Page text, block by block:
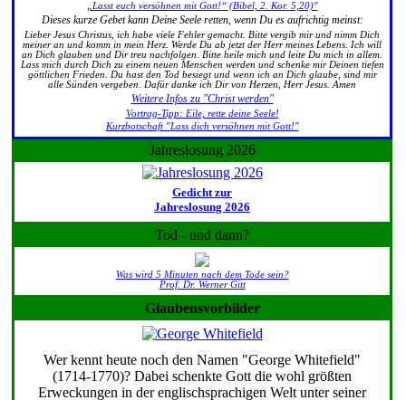
„Lasst euch versöhnen mit Gott!“ (Bibel, 2. Kor. 5,20)"
Dieses kurze Gebet kann Deine Seele retten, wenn Du es aufrichtig meinst:
Lieber Jesus Christus, ich habe viele Fehler gemacht. Bitte vergib mir und nimm Dich
meiner an und komm in mein Herz. Werde Du ab jetzt der Herr meines Lebens. Ich will
an Dich glauben und Dir treu nachfolgen. Bitte heile mich und leite Du mich in allem.
Lass mich durch Dich zu einem neuen Menschen werden und schenke mir Deinen tiefen
göttlichen Frieden. Du hast den Tod besiegt und wenn ich an Dich glaube, sind mir
alle Sünden vergeben. Dafür danke ich Dir von Herzen, Herr Jesus. Amen
Weitere Infos zu "Christ werden"
Vortrag-Tipp: Eile, rette deine Seele!
Kurzbotschaft "Lass dich versöhnen mit Gott!"
Jahreslosung 2026
Gedicht zur
Jahreslosung 2026
Tod - und dann?
Was wird 5 Minuten nach dem Tode sein?
Prof. Dr. Werner Gitt
Glaubensvorbilder
Wer kennt heute noch den Namen "George Whitefield"
(1714-1770)? Dabei schenkte Gott die wohl größten
Erweckungen in der englischsprachigen Welt unter seiner